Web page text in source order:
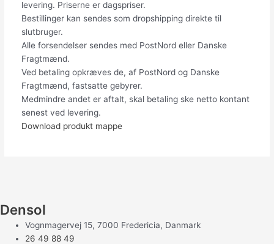
levering. Priserne er dagspriser.
Bestillinger kan sendes som dropshipping direkte til
slutbruger.
Alle forsendelser sendes med PostNord eller Danske
Fragtmænd.
Ved betaling opkræves de, af PostNord og Danske
Fragtmænd, fastsatte gebyrer.
Medmindre andet er aftalt, skal betaling ske netto kontant
senest ved levering.
Download produkt mappe
Densol
Vognmagervej 15, 7000 Fredericia, Danmark
26 49 88 49